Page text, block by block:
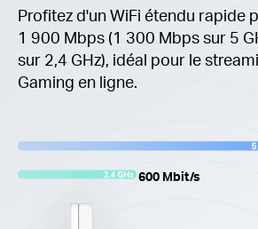
Profitez d'un WiFi étendu rapide
1 900 Mbps (1 300 Mbps sur 5
sur 2,4 GHz), idéal pour le
Gaming en ligne.
600 Mbit/s